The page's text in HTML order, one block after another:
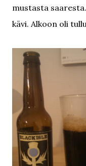
mustasta
kävi. Alkoon oli